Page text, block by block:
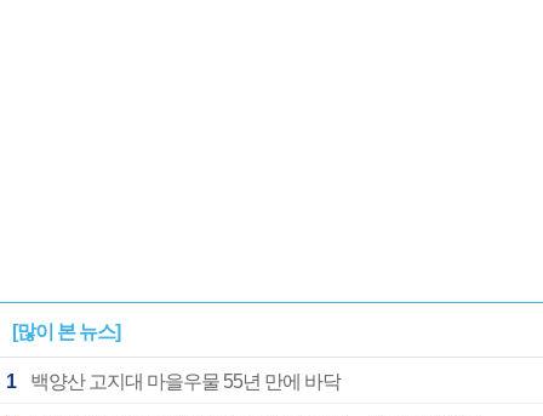
[많이 본 뉴스]
1 백양산 고지대 마을우물 55년 만에 바닥